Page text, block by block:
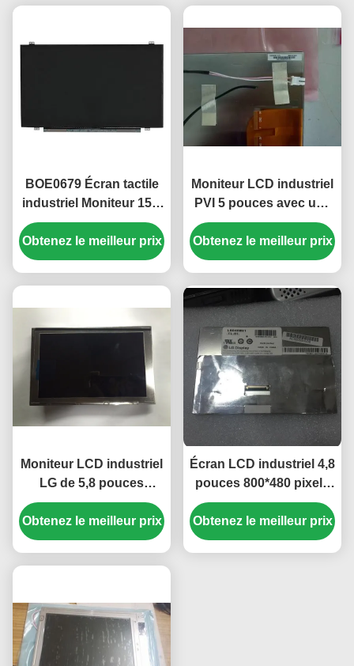
BOE0679 Écran tactile
industriel Moniteur 15,6
pouces 1920 x 1080
pixels 500cd/m2
Lumière EV156FHM-
Obtenez le meilleur prix
Moniteur LCD industriel
PVI 5 pouces avec une
résolution de 480*480
pixels et une luminosité
de 450cd/m2 PD050OX1
Obtenez le meilleur prix
Moniteur LCD industriel
LG de 5,8 pouces
470cd/m2 avec
connecteur 40 broches
pour navigateur GPS de
Obtenez le meilleur prix
Écran LCD industriel 4,8
pouces 800*480 pixels
avec rétroéclairage
WLED, panneau TFT-
LCD pour UMPC
Obtenez le meilleur prix